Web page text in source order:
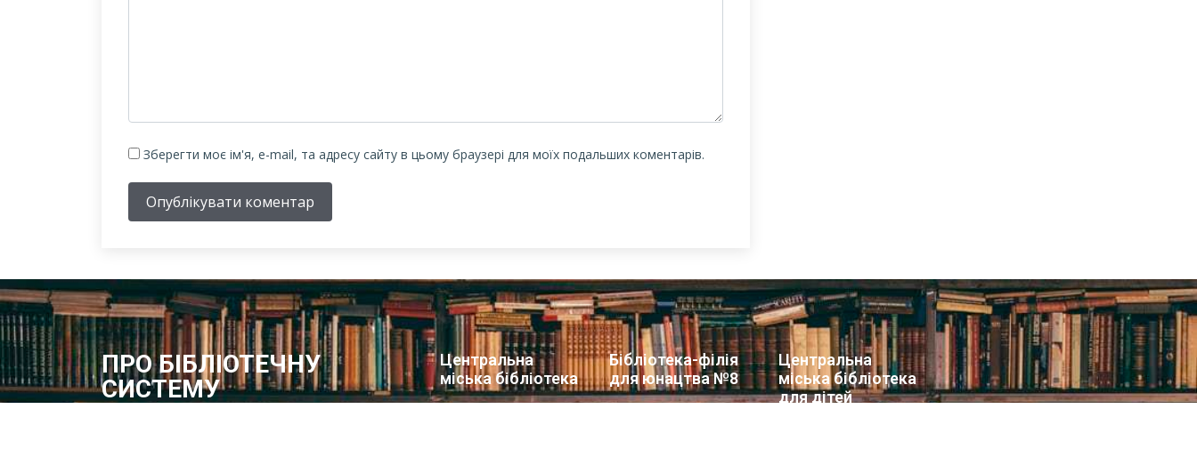
Зберегти моє ім'я, e-mail, та адресу сайту в цьому браузері для моїх подальших коментарів.
Опублікувати коментар
ПРО БІБЛІОТЕЧНУ
СИСТЕМУ
Центральна
міська бібліотека
Бібліотека-філія
для юнацтва №8
Центральна
міська бібліотека
для дітей